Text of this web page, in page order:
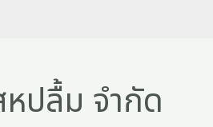
ปลื้ม จำกัด